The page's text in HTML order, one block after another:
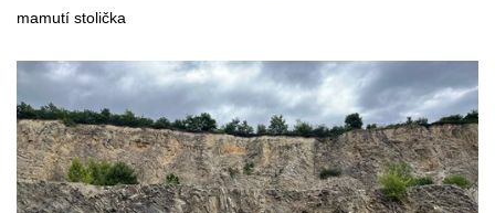
mamutí stolička